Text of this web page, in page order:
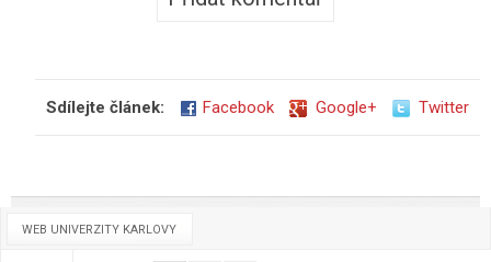
Sdílejte článek: Facebook Google+ Twitter
WEB UNIVERZITY KARLOVY